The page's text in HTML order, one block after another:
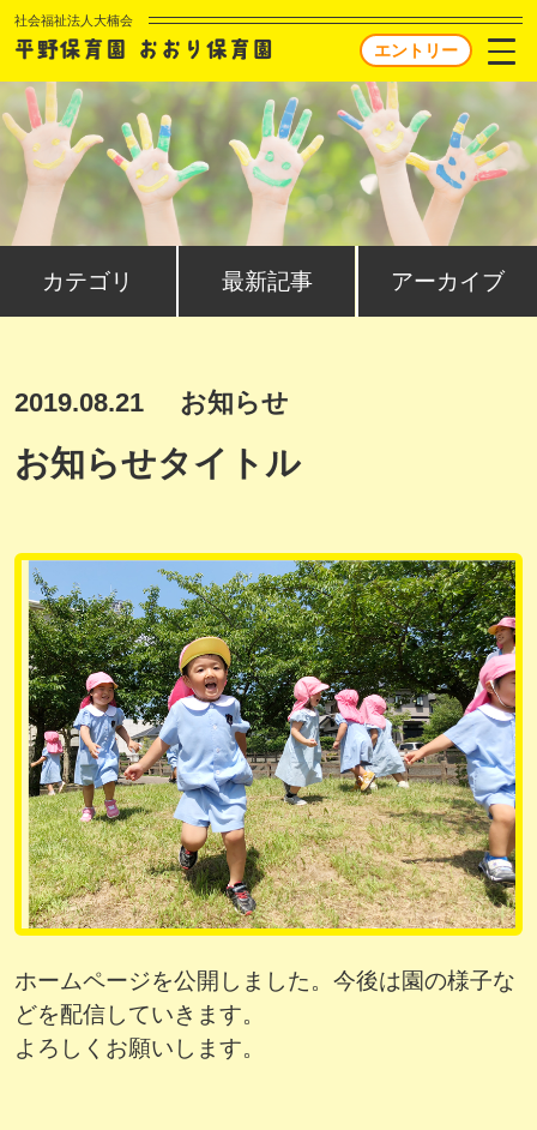
社会福祉法人大楠会
エントリー
カテゴリ 最新記事 アーカイブ
2019.08.21 お知らせ
お知らせタイトル
ホームページを公開しました。今後は園の様子な
どを配信していきます。
よろしくお願いします。